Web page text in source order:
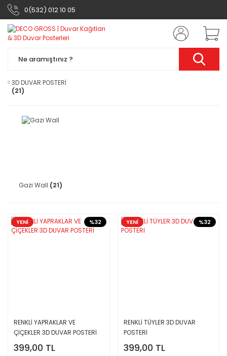
0(532) 012 10 05
3D DUVAR POSTERİ
(21)
Gazi Wall (21)
%32
YENİ
RENKLİ YAPRAKLAR VE
ÇİÇEKLER 3D DUVAR POSTERİ
399,00 TL
%32
YENİ
RENKLİ TÜYLER 3D DUVAR
POSTERİ
399,00 TL